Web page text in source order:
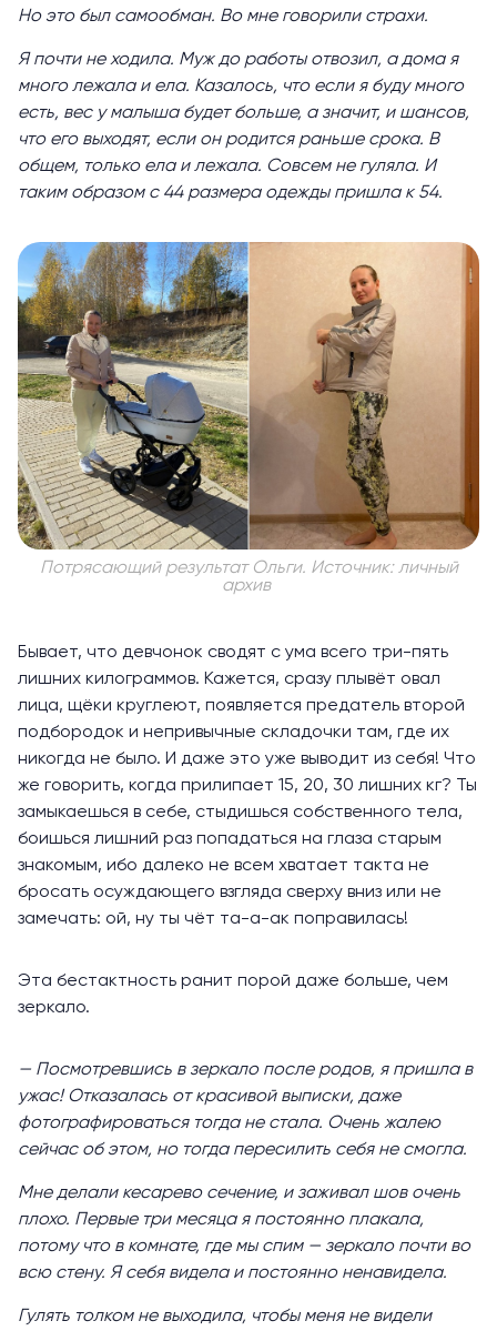
Но это был самообман. Во мне говорили страхи.
Я почти не ходила. Муж до работы отвозил, а дома я
много лежала и ела. Казалось, что если я буду много
есть, вес у малыша будет больше, а значит, и шансов,
что его выходят, если он родится раньше срока. В
общем, только ела и лежала. Совсем не гуляла. И
таким образом с 44 размера одежды пришла к 54.
Потрясающий результат Ольги. Источник: личный
архив
Бывает, что девчонок сводят с ума всего три-пять
лишних килограммов. Кажется, сразу плывёт овал
лица, щёки круглеют, появляется предатель второй
подбородок и непривычные складочки там, где их
никогда не было. И даже это уже выводит из себя! Что
же говорить, когда прилипает 15, 20, 30 лишних кг? Ты
замыкаешься в себе, стыдишься собственного тела,
боишься лишний раз попадаться на глаза старым
знакомым, ибо далеко не всем хватает такта не
бросать осуждающего взгляда сверху вниз или не
замечать: ой, ну ты чёт та-а-ак поправилась!
Эта бестактность ранит порой даже больше, чем
зеркало.
— Посмотревшись в зеркало после родов, я пришла в
ужас! Отказалась от красивой выписки, даже
фотографироваться тогда не стала. Очень жалею
сейчас об этом, но тогда пересилить себя не смогла.
Мне делали кесарево сечение, и заживал шов очень
плохо. Первые три месяца я постоянно плакала,
потому что в комнате, где мы спим — зеркало почти во
всю стену. Я себя видела и постоянно ненавидела.
Гулять толком не выходила, чтобы меня не видели